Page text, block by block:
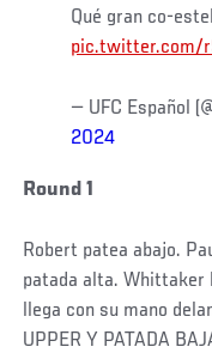
Qué gran co-
pic.twitter.com/
— UFC Español
2024
Round 1
Robert patea abajo.
patada alta. Whittaker
llega con su mano
UPPER Y PATADA